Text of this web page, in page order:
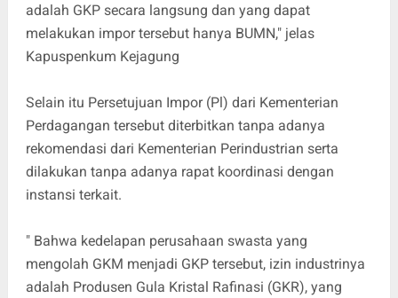
adalah GKP secara langsung dan yang dapat
melakukan impor tersebut hanya BUMN," jelas
Kapuspenkum Kejagung
Selain itu Persetujuan Impor (Pl) dari Kementerian
Perdagangan tersebut diterbitkan tanpa adanya
rekomendasi dari Kementerian Perindustrian serta
dilakukan tanpa adanya rapat koordinasi dengan
instansi terkait.
" Bahwa kedelapan perusahaan swasta yang
mengolah GKM menjadi GKP tersebut, izin industrinya
adalah Produsen Gula Kristal Rafinasi (GKR), yang